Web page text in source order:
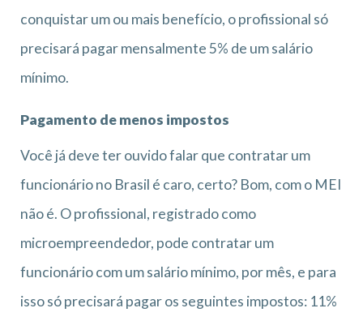
conquistar um ou mais benefício, o profissional só
precisará pagar mensalmente 5% de um salário
mínimo.
Pagamento de menos impostos
Você já deve ter ouvido falar que contratar um
funcionário no Brasil é caro, certo? Bom, com o MEI
não é. O profissional, registrado como
microempreendedor, pode contratar um
funcionário com um salário mínimo, por mês, e para
isso só precisará pagar os seguintes impostos: 11%